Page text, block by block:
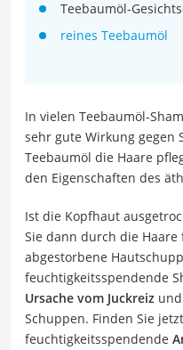
Teebaumöl-
reines Teebaumöl
In vielen Teebaumöl-
sehr gute Wirkung gegen
Teebaumöl die Haare
den Eigenschaften des
Ist die Kopfhaut
Sie dann durch die
abgestorbene
feuchtigkeitsspendende
Ursache vom Juckreiz
Schuppen. Finden Sie
feuchtigkeitsspendende